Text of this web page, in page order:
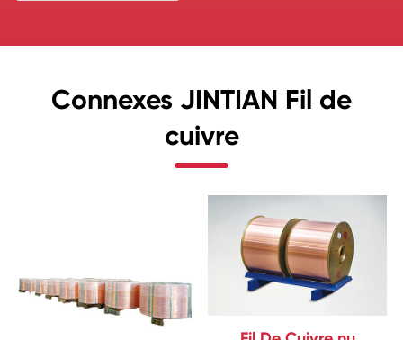
Connexes JINTIAN Fil de
cuivre